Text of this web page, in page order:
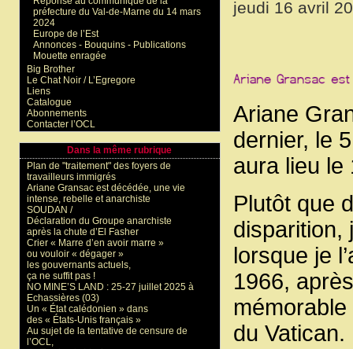
jeudi 16 avril
Ariane
dernier, le
aura lieu le
Plutôt que
disparition,
lorsque je
1966,
du Vatican.
préfecture du Val-de-Marne du 14 mars
2024
Europe de l’Est
Annonces - Bouquins - Publications
Mouette enragée
Big Brother
Le Chat Noir / L’Egregore
Liens
Catalogue
Abonnements
Contacter l’OCL
Dans la même rubrique
Plan de "traitement" des foyers de
travailleurs immigrés
Ariane Gransac est décédée, une vie
intense, rebelle et anarchiste
SOUDAN /
Déclaration du Groupe anarchiste
après la chute d’El Fasher
Crier « Marre d’en avoir marre »
ou vouloir « dégager »
les gouvernants actuels,
ça ne suffit pas !
NO MINE’S LAND : 25-27 juillet 2025 à
Echassières (03)
Un « État calédonien » dans
des « États-Unis français »
Au sujet de la tentative de censure de
l’OCL,